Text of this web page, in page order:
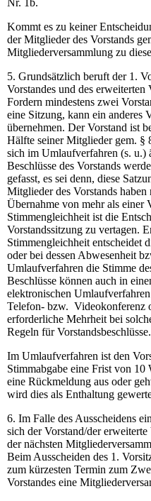
Kommt es zu keiner
der Mitglieder des Vorstands
Mitgliederversammlung zu
5. Grundsätzlich beruft der 1.
Vorstandes und des erweiterten
Fordern mindestens zwei
eine Sitzung, kann ein anderes
übernehmen. Der Vorstand ist
Hälfte seiner Mitglieder gem. §
sich im Umlaufverfahren (s. u.)
Beschlüsse des Vorstands
gefasst, es sei denn, diese
Mitglieder des Vorstands
Übernahme von mehr als einer
Stimmengleichheit ist die
Vorstandssitzung zu vertagen.
Stimmengleichheit entscheidet
oder bei dessen Abwesenheit
Umlaufverfahren die Stimme
Beschlüsse können auch in
elektronischen
Telefon- bzw. Videokonferenz
erforderliche Mehrheit bei
Regeln für Vorstandsbeschlüsse.
Im Umlaufverfahren ist den
Stimmabgabe eine Frist von
eine Rückmeldung aus oder
wird dies als Enthaltung
6. Im Falle des Ausscheidens
sich der Vorstand/der
der nächsten
Beim Ausscheiden des 1.
zum kürzesten Termin zum
Vorstandes eine